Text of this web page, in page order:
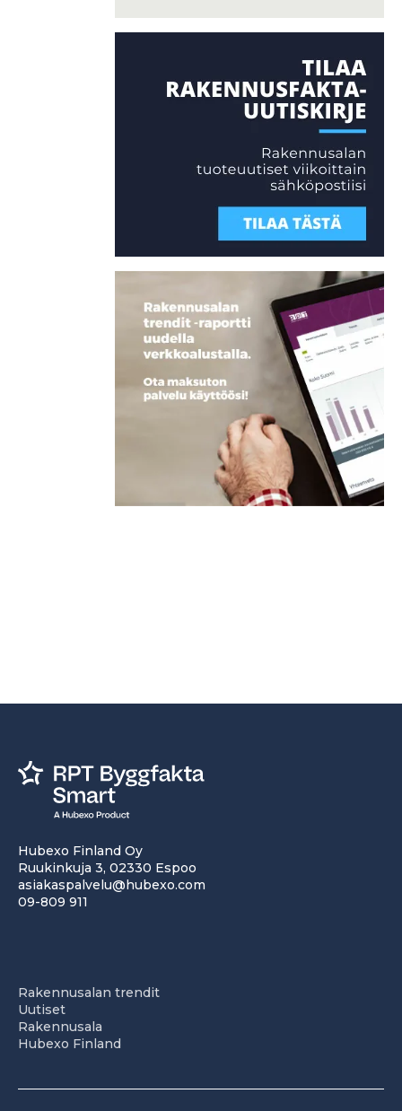
Hubexo Finland Oy
Ruukinkuja 3, 02330 Espoo
asiakaspalvelu@hubexo.com
09-809 911
Rakennusalan trendit
Uutiset
Rakennusala
Hubexo Finland